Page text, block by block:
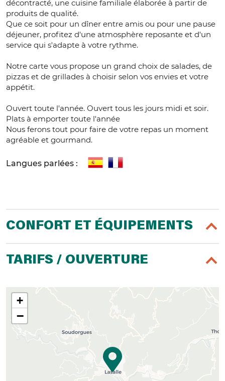
décontracté, une cuisine familiale élaborée à partir de
produits de qualité.
Que ce soit pour un dîner entre amis ou pour une pause
déjeuner, profitez d'une atmosphère reposante et d'un
service qui s'adapte à votre rythme.
Notre carte vous propose un grand choix de salades, de
pizzas et de grillades à choisir selon vos envies et votre
appétit.
Ouvert toute l'année. Ouvert tous les jours midi et soir.
Plats à emporter toute l'année
Nous ferons tout pour faire de votre repas un moment
agréable et gourmand.
Langues parlées :
CONFORT ET ÉQUIPEMENTS
TARIFS / OUVERTURE
+
−